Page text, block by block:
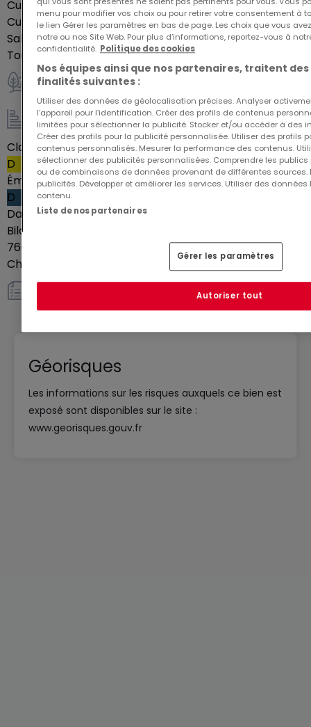
Cuisine équipéeOui
Cuisine ouverteOui
Salles de douche1
Toilettes séparées1
Energie / Chauffage
Classe énergétique140
D
Émission de gaz à effet de serre (GES)30
D
Date du passeport énergétique
Bilan de la consommation énergétique annuelle
760 € et 1070 €
Chauffage au gaz
Géorisques
Les informations sur les risques auxquels ce bien est
exposé sont disponibles sur le site :
www.georisques.gouv.fr
menu pour modifier vos choix ou pour retirer votre consentement à
le lien Gérer les paramètres en bas de page. Les choix que vous
notre ou nos Site Web. Pour plus d’informations, reportez-vous à
confidentialité. Politique des cookies
Nos équipes ainsi que nos partenaires, traitent
finalités suivantes :
Utiliser des données de géolocalisation précises. Analyser
l’appareil pour l’identification. Créer des profils de contenus
limitées pour sélectionner la publicité. Stocker et/ou accéder à des
Créer des profils pour la publicité personnalisée. Utiliser des profils
contenus personnalisés. Mesurer la performance des contenus.
sélectionner des publicités personnalisées. Comprendre les
ou de combinaisons de données provenant de différentes sources.
publicités. Développer et améliorer les services. Utiliser des
contenu.
Liste de nos partenaires
Gérer les paramètres
Autoriser tout